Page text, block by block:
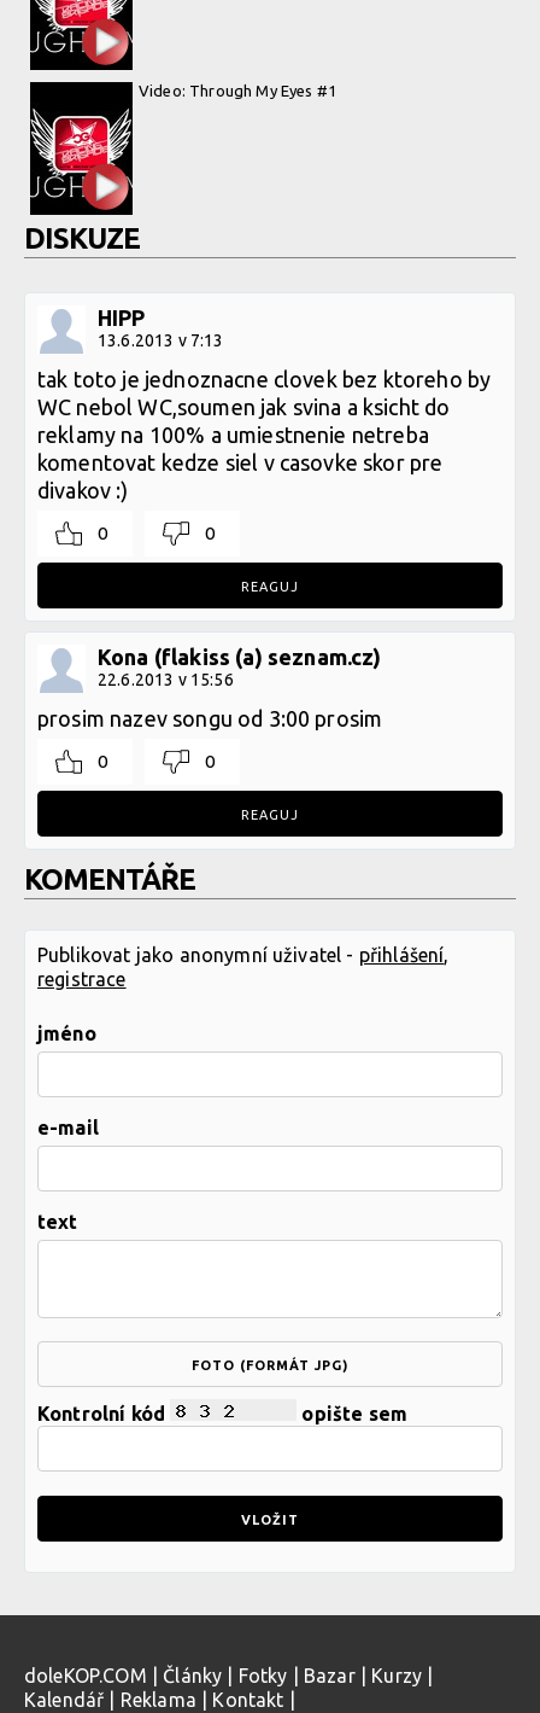
Video: Through My Eyes #1
DISKUZE
HIPP
13.6.2013 v 7:13
tak toto je jednoznacne clovek bez ktoreho by
WC nebol WC,soumen jak svina a ksicht do
reklamy na 100% a umiestnenie netreba
komentovat kedze siel v casovke skor pre
divakov :)
0 0
REAGUJ
Kona (flakiss (a) seznam.cz)
22.6.2013 v 15:56
prosim nazev songu od 3:00 prosim
0 0
REAGUJ
KOMENTÁŘE
Publikovat jako anonymní uživatel - přihlášení
registrace
jméno
e-mail
text
FOTO (FORMÁT JPG)
Kontrolní kód opište sem
doleKOP.COM Články Fotky Bazar| Kurzy
Kalendář
Reklama Kontakt